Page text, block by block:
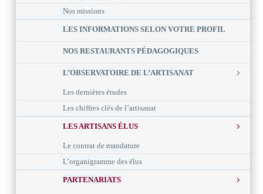
Nos missions
LES INFORMATIONS SELON VOTRE PROFIL
NOS RESTAURANTS PÉDAGOGIQUES
L’OBSERVATOIRE DE L’ARTISANAT
Les dernières études
Les chiffres clés de l’artisanat
LES ARTISANS ÉLUS
Le contrat de mandature
L’organigramme des élus
PARTENARIATS